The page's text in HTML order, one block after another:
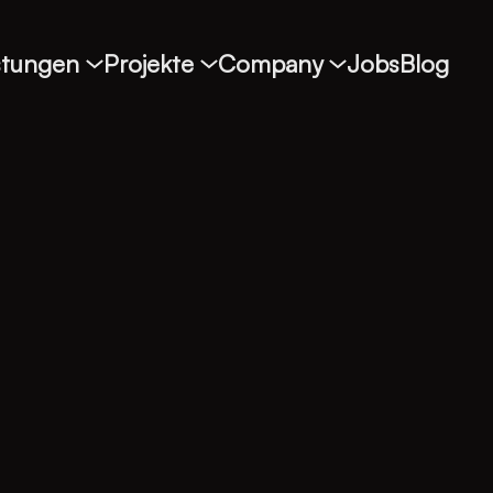
Projekte Company JobsBlog